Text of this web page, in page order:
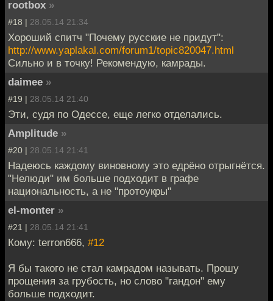
rootbox »
#18 | 28.05.14 21:34
Хороший спитч "Почему русские не придут":
http://www.yaplakal.com/forum1/topic820047.html
Сильно и в точку! Рекомендую, камрады.
daimee »
#19 | 28.05.14 21:40
Эти, судя по Одессе, еще легко отделались.
Amplitude »
#20 | 28.05.14 21:41
Надеюсь каждому виновному это едрёно отрыгнётся.
"Нелюди" им больше подходит в графе
национальность, а не "протоукры"
el-monter »
#21 | 28.05.14 21:41
Кому: terron666, #12
Я бы такого не стал камрадом называть. Прошу
прощения за грубость, но слово "гандон" ему
больше подходит.